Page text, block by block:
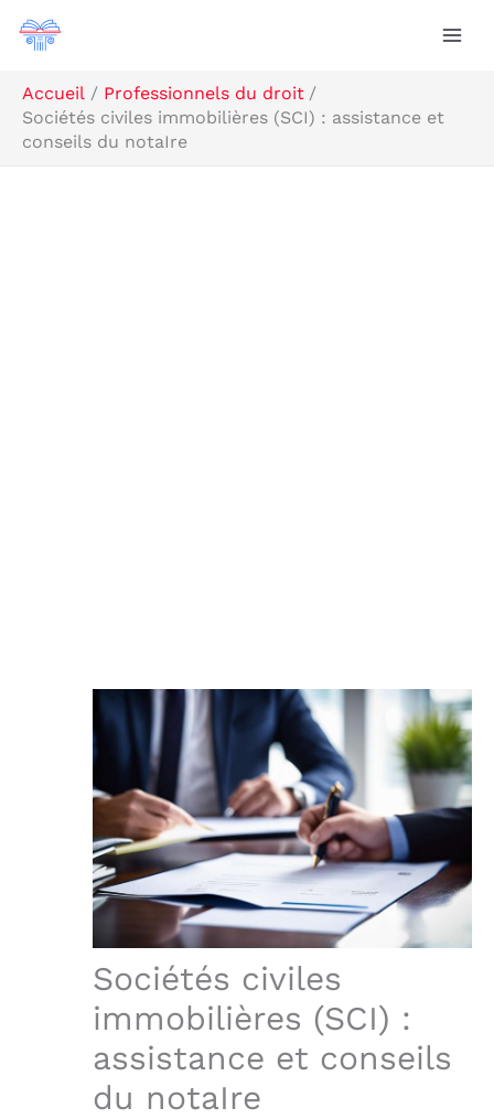
Aller
Accueil
Professionnels du droit
Sociétés civiles immobilières (SCI) : assistance et
conseils du notaIre
Sociétés civiles
immobilières (SCI) :
assistance et conseils
du notaIre
Rechercher